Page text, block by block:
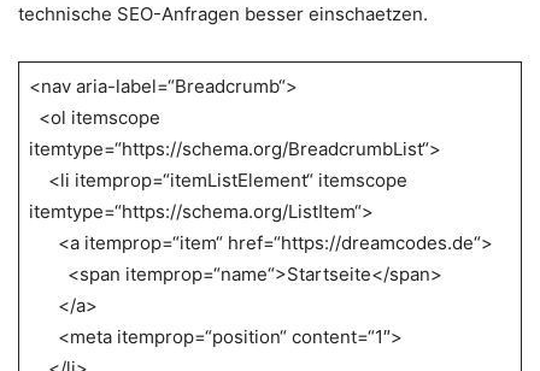
technische SEO-Anfragen besser einschaetzen.
<nav aria-label=“Breadcrumb“>
<ol itemscope
itemtype=“https://schema.org/BreadcrumbList“>
<li itemprop=“itemListElement“ itemscope
itemtype=“https://schema.org/ListItem“>
<a itemprop=“item“ href=“https://dreamcodes.de“>
<span itemprop=“name“>Startseite</span>
</a>
<meta itemprop=“position“ content=“1″>